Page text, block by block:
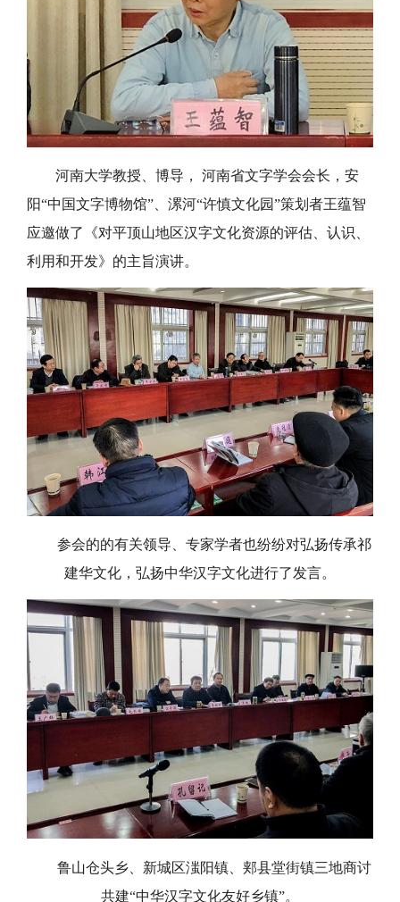
河南大学教授、博导，
河南省文字学会会长，安
阳“中国文字博物馆”、漯河“许慎文化园”策划者王蕴智
应邀做了
《对平顶山地区汉字文化资源的评估、认识、
利用和开发》的主旨演讲。
参会的的有关领导、专家学者也纷纷对弘扬传承祁
建华文化，弘扬中华汉字文化进行了发言。
鲁山仓头乡、新城区滍阳镇、郏县堂街镇三地商讨
共建“中华汉字文化友好乡镇”。